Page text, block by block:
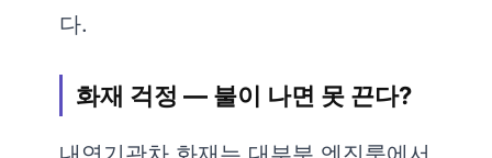
다.
화재 걱정 — 불이 나면 못 끈다?